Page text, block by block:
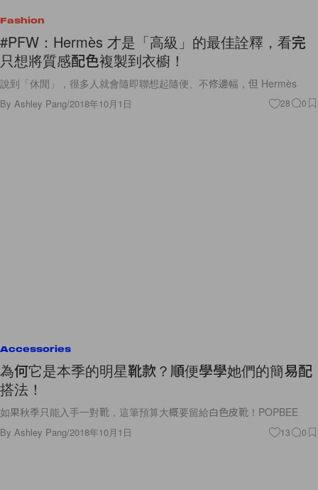
Fashion
#PFW：Hermès 才是「高級」的最佳詮釋，看完
只想將質感配色複製到衣櫥！
說到「休閒」，很多人就會隨即聯想起隨便、不修邊幅，但 Hermès
By Ashley Pang/2018年10月1日 28 0
Accessories
為何它是本季的明星靴款？順便學學她們的簡易配
搭法！
如果秋季只能入手一對靴，這筆預算大概要留給白色皮靴！POPBEE
By Ashley Pang/2018年10月1日 13 0